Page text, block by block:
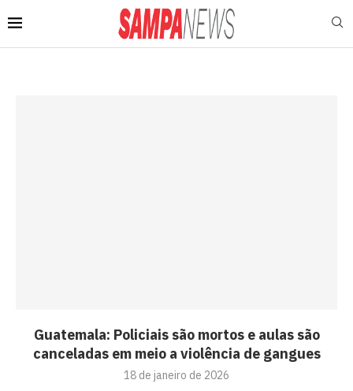
Guatemala: Policiais são mortos e aulas são
canceladas em meio a violência de gangues
18 de janeiro de 2026